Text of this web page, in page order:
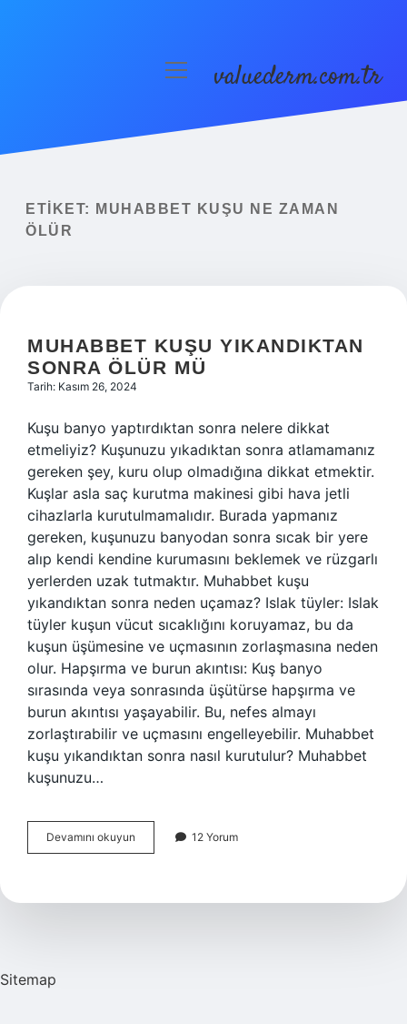
Yasal Uyarı
menüyüvaluederm.com.tr
ETIKET:
MUHABBET KUŞU NE ZAMAN
ÖLÜR
MUHABBET KUŞU YIKANDIKTAN
SONRA ÖLÜR MÜ
Tarih: Kasım 26, 2024
Kuşu banyo yaptırdıktan sonra nelere dikkat
etmeliyiz? Kuşunuzu yıkadıktan sonra atlamamanız
gereken şey, kuru olup olmadığına dikkat etmektir.
Kuşlar asla saç kurutma makinesi gibi hava jetli
cihazlarla kurutulmamalıdır. Burada yapmanız
gereken, kuşunuzu banyodan sonra sıcak bir yere
alıp kendi kendine kurumasını beklemek ve rüzgarlı
yerlerden uzak tutmaktır. Muhabbet kuşu
yıkandıktan sonra neden uçamaz? Islak tüyler: Islak
tüyler kuşun vücut sıcaklığını koruyamaz, bu da
kuşun üşümesine ve uçmasının zorlaşmasına neden
olur. Hapşırma ve burun akıntısı: Kuş banyo
sırasında veya sonrasında üşütürse hapşırma ve
burun akıntısı yaşayabilir. Bu, nefes almayı
zorlaştırabilir ve uçmasını engelleyebilir. Muhabbet
kuşu yıkandıktan sonra nasıl kurutulur? Muhabbet
kuşunuzu…
Devamını okuyun Muhabbet
Kuşu
Ölür
12 Yorum
Sitemap